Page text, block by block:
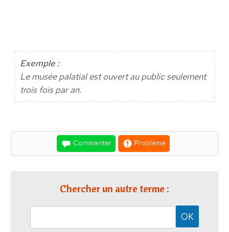
Exemple :
Le musée palatial est ouvert au public seulement
trois fois par an.
Commenter Problème
Chercher un autre terme :